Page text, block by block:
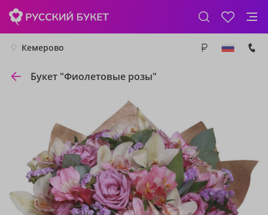
Кемерово
Букет "Фиолетовые розы"